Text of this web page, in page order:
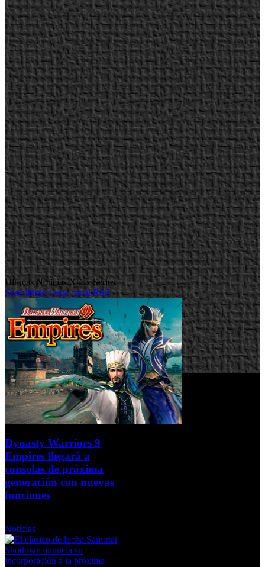
Ultimas Noticias Xbox Series
Suscribirse a este canal RSS
Dynasty Warriors 9
Empires llegará a
consolas de próxima
generación con nuevas
funciones
Noticias